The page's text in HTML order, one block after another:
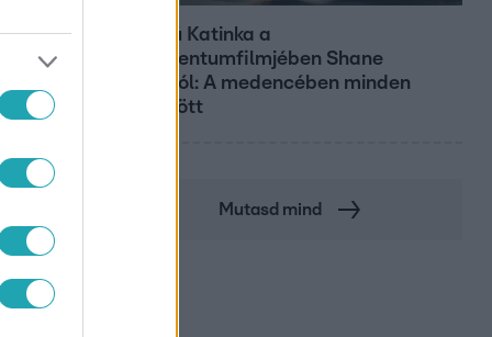
Hosszú Katinka a
dokumentumfilmjében Shane
Tusupról: A medencében minden
működött
Mutasd mind